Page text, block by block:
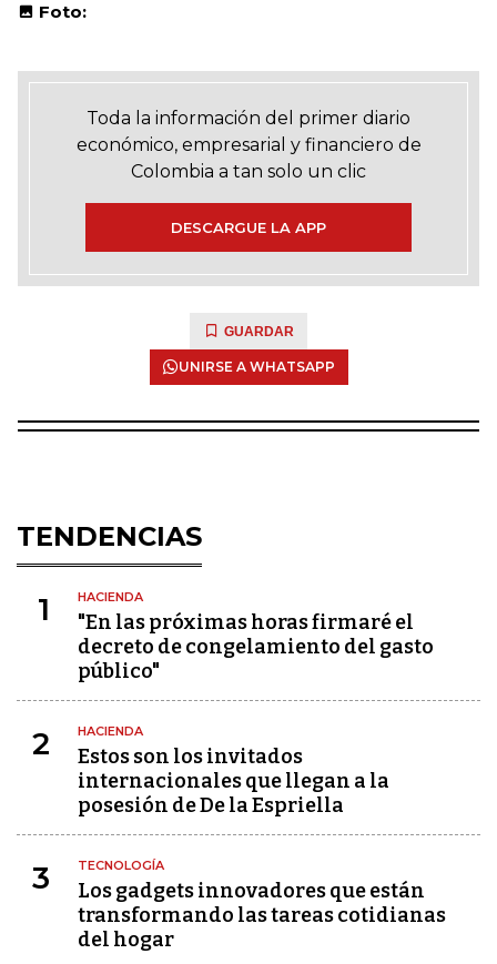
Foto:
Toda la información del primer diario
económico, empresarial y financiero de
Colombia a tan solo un clic
DESCARGUE LA APP
GUARDAR
UNIRSE A WHATSAPP
TENDENCIAS
1 HACIENDA
"En las próximas horas firmaré el
decreto de congelamiento del gasto
público"
2 HACIENDA
Estos son los invitados
internacionales que llegan a la
posesión de De la Espriella
3 TECNOLOGÍA
Los gadgets innovadores que están
transformando las tareas cotidianas
del hogar